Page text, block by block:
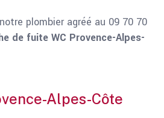
plombier agréé au 09 70 70
de fuite WC Provence-Alpes-
Alpes-Côte